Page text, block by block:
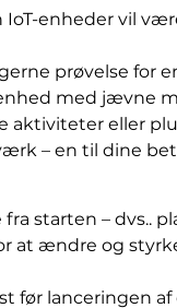
enheder vil
prøvelse for
med jævne
aktiviteter eller
– en til dine
starten – dvs..
at ændre og
før lanceringen